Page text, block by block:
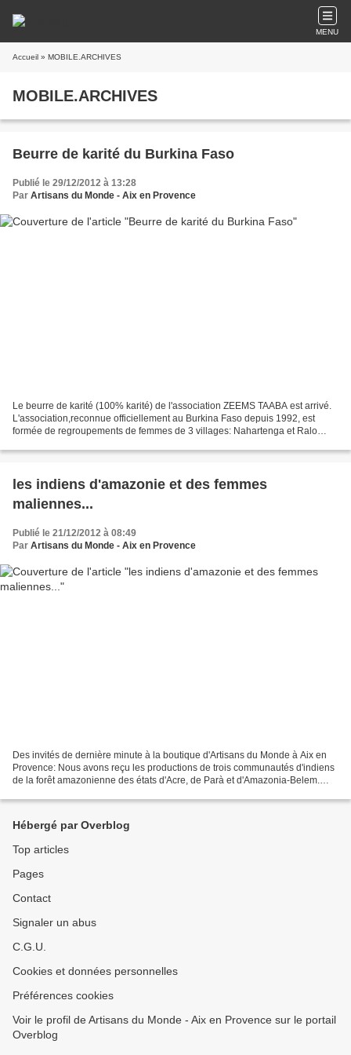
MENU
Accueil » MOBILE.ARCHIVES
MOBILE.ARCHIVES
Beurre de karité du Burkina Faso
Publié le 29/12/2012 à 13:28
Par Artisans du Monde - Aix en Provence
Le beurre de karité (100% karité) de l'association ZEEMS TAABA est arrivé.
L'association,reconnue officiellement au Burkina Faso depuis 1992, est
formée de regroupements de femmes de 3 villages: Nahartenga et Ralo
les indiens d'amazonie et des femmes
maliennes...
Publié le 21/12/2012 à 08:49
Par Artisans du Monde - Aix en Provence
Des invités de dernière minute à la boutique d'Artisans du Monde à Aix en
Provence: Nous avons reçu les productions de trois communautés d'indiens
de la forêt amazonienne des états d'Acre, de Parà et d'Amazonia-Belem.
Hébergé par Overblog
Top articles
Pages
Contact
Signaler un abus
C.G.U.
Cookies et données personnelles
Préférences cookies
Voir le profil de Artisans du Monde - Aix en Provence sur le portail
Overblog